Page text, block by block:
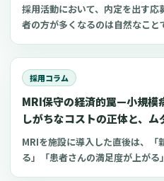
しているのが当たり前の状況と
否の連絡や面接の調整に時間をか
の方が他の事業所に就職を決め
は、面接後3日以内が目安」とい
るほど、採用活動のスピードは重
「連絡が取れないのは、応募者の
付けてしまうのは、貴重な採用の
るかもしれません。連絡が途絶え
要因が複雑に絡み合っています
採用活動において、内定を出す
者の方が多くなるのは自然なこと
する可能性があります。この記
長、看護部長、理事長、事務長、
採用連絡の際に「最低限これだけ
を、分かりやすく整理したもので
に触れつつ、特に小規模な病院
や文例を紹介します。
採用コラム
MRI保守の経済的罠—小規模
しがちなコストの正体と、
MRIを施設に導入した直後は、「
る」「患者さんの満足度が上が